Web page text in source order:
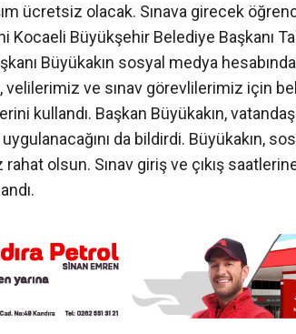
ücretsiz olacak. Sınava girecek
Kocaeli Büyükşehir Belediye Başkanı
Büyükakın sosyal medya
ve sınav görevlilerimiz için
kullandı. Başkan Büyükakın,
da bildirdi. Büyükakın,
rahat olsun. Sınav giriş ve çıkış